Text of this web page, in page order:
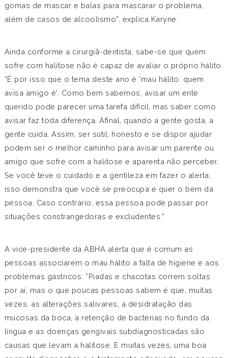
gomas de mascar e balas para mascarar o problema,
além de casos de alcoolismo”, explica Karyne.
Ainda conforme a cirurgiã-dentista, sabe-se que quem
sofre com halitose não é capaz de avaliar o próprio hálito.
“É por isso que o tema deste ano é 'mau hálito: quem
avisa amigo é'. Como bem sabemos, avisar um ente
querido pode parecer uma tarefa difícil, mas saber como
avisar faz toda diferença. Afinal, quando a gente gosta, a
gente cuida. Assim, ser sutil, honesto e se dispor ajudar
podem ser o melhor caminho para avisar um parente ou
amigo que sofre com a halitose e aparenta não perceber.
Se você teve o cuidado e a gentileza em fazer o alerta,
isso demonstra que você se preocupa e quer o bem da
pessoa. Caso contrário, essa pessoa pode passar por
situações constrangedoras e excludentes.”
A vice-presidente da ABHA alerta que é comum as
pessoas associarem o mau hálito a falta de higiene e aos
problemas gástricos. “Piadas e chacotas correm soltas
por aí, mas o que poucas pessoas sabem é que, muitas
vezes, as alterações salivares, a desidratação das
mucosas da boca, a retenção de bactérias no fundo da
língua e as doenças gengivais subdiagnosticadas são
causas que levam a halitose. E muitas vezes, uma boa